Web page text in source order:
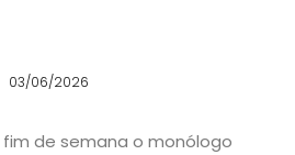
03/06/2026
de semana o monólogo